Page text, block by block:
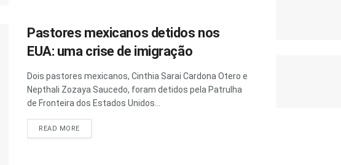
Pastores mexicanos detidos nos
EUA: uma crise de imigração
Dois pastores mexicanos, Cinthia Sarai Cardona Otero e
Nepthali Zozaya Saucedo, foram detidos pela Patrulha
de Fronteira dos Estados Unidos...
READ MORE